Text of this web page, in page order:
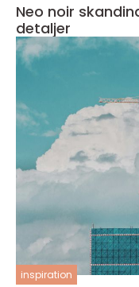
Neo noir skandinavisk mote med feminine
detaljer
inspiration